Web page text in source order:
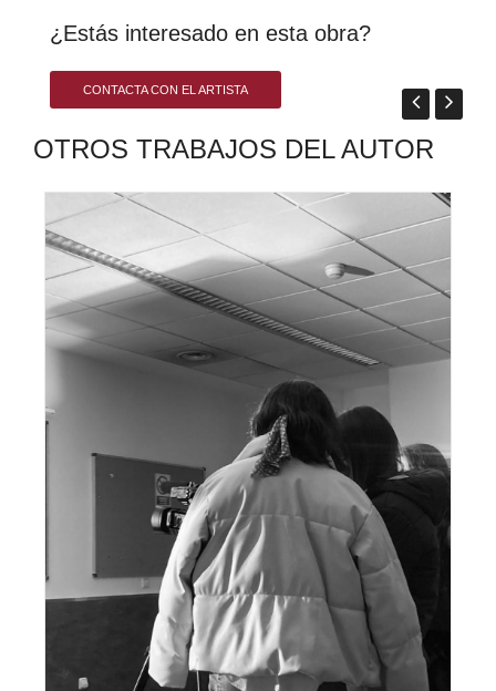
¿Estás interesado en esta obra?
CONTACTA CON EL ARTISTA
OTROS TRABAJOS DEL AUTOR